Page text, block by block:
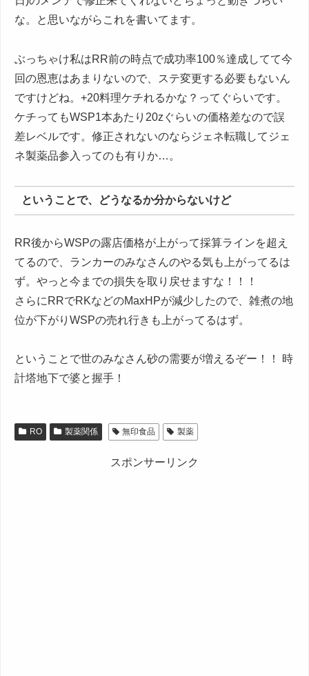
な。と思いながらこれを書いてます。
ぶっちゃけ私はRR前の時点で成功率100％達成してて今
回の恩恵はあまりないので、ステ変更する必要もないん
ですけどね。+20料理ケチれるかな？ってぐらいです。
ケチってもWSP1本あたり20zぐらいの価格差なので誤
差レベルです。修正されないのならジェネ転職してジェ
ネ製薬品参入ってのも有りか…。
ということで、どうなるか分からないけど
RR後からWSPの露店価格が上がって採算ラインを超え
てるので、ランカーのみなさんのやる気も上がってるは
ず。やっと今までの損失を取り戻せますな！！！
さらにRRでRKなどのMaxHPが減少したので、雑煮の地
位が下がりWSPの売れ行きも上がってるはず。
ということで世のみなさん砂の需要が増えるぞー！！ 時
計塔地下で婆と握手！
RO 製薬関係 無印食品 製薬
スポンサーリンク